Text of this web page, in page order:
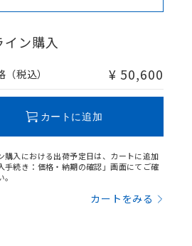
イン購入
税込） ¥ 50,600
カートに追加
購入における出荷予定日は、カートに追加
手続き：価格・納期の確認」画面にてご確
カートをみる